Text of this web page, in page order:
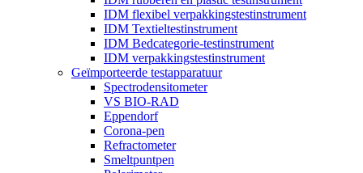
IDM flexibel verpakkingstestinstrument
IDM Textieltestinstrument
IDM Bedcategorie-testinstrument
IDM verpakkingstestinstrument
Geïmporteerde testapparatuur
Spectrodensitometer
VS BIO-RAD
Eppendorf
Corona-pen
Refractometer
Smeltpuntpen